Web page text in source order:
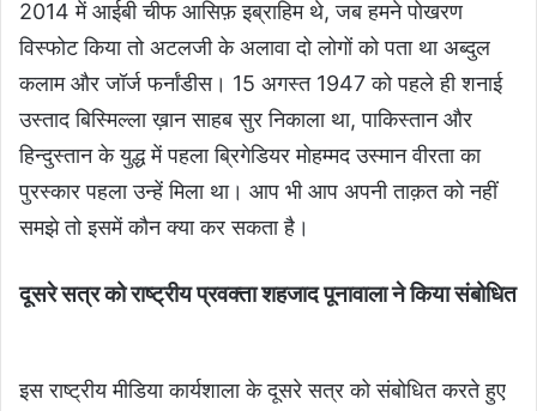
2014 में आईबी चीफ आसिफ़ इब्राहिम थे, जब हमने पोखरण
विस्फोट किया तो अटलजी के अलावा दो लोगों को पता था अब्दुल
कलाम और जॉर्ज फर्नांडीस। 15 अगस्त 1947 को पहले ही शनाई
उस्ताद बिस्मिल्ला ख़ान साहब सुर निकाला था, पाकिस्तान और
हिन्दुस्तान के युद्ध में पहला ब्रिगेडियर मोहम्मद उस्मान वीरता का
पुरस्कार पहला उन्हें मिला था। आप भी आप अपनी ताक़त को नहीं
समझे तो इसमें कौन क्या कर सकता है।
दूसरे सत्र को राष्ट्रीय प्रवक्ता शहजाद पूनावाला ने किया संबोधित
इस राष्ट्रीय मीडिया कार्यशाला के दूसरे सत्र को संबोधित करते हुए